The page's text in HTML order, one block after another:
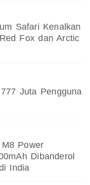
Safari Kenalkan
Fox dan Arctic
Juta Pengguna
Power
Dibanderol
India